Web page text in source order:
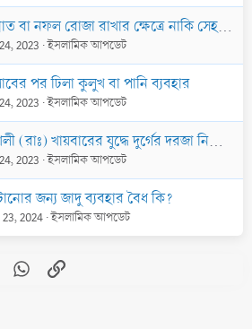
ক্ষেত্রে নাকি সেহরী না খেলে রোজা রাখলে রোজা হবেনা।আর কাজা রোজার ক্ষেত্রে সেহরী না খেয়েও রোজার নিয়ত করলে রোজা রাখা যা
2023 ইসলামিক আপডেট
পর ঢিলা কুলুখ বা পানি ব্যবহার
2023 ইসলামিক আপডেট
দুর্গের দরজা নিজের হাতে তুলে নেন এবং সেটাকেই ঢাল হিসাবে ব্যবহার করতে করতে এগিয়ে যান। দরজাটি এত ভারী ছিল যে, পরবর্তী
2023 ইসলামিক আপডেট
জন্য জাদু ব্যবহার বৈধ কি?
2024 ইসলামিক আপডেট
LinkedInWhatsApp
Link